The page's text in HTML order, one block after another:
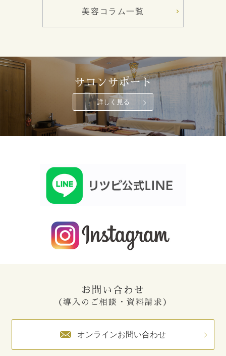
美容コラム一覧
サロンサポート
詳しく見る
お問い合わせ
（導入のご相談・資料請求）
オンラインお問い合わせ